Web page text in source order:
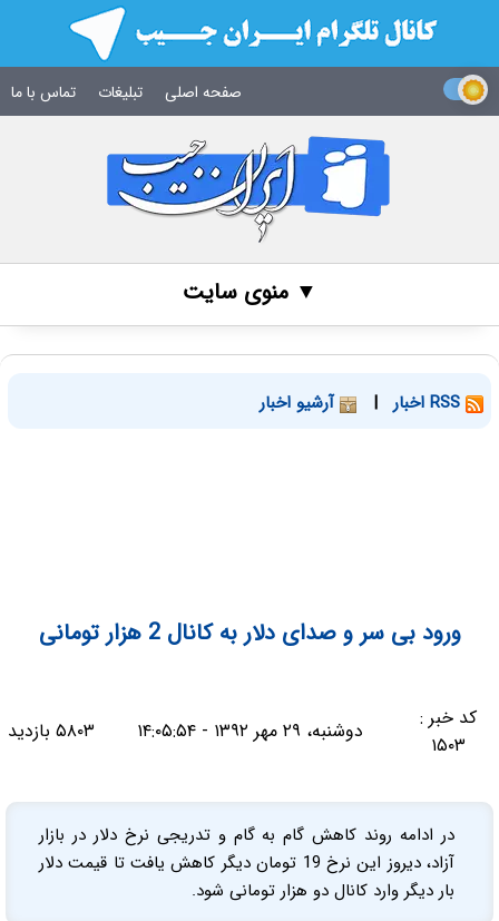
صفحه اصلی تبلیغات تماس با ما
▼ منوی سایت
| آرشیو اخبار
ورود بی سر و صدای دلار به کانال 2 هزار تومانی
کد خبر :
۱۵۰۳
دوشنبه، ۲۹ مهر ۱۳۹۲ - ۱۴:۰۵:۵۴ ۵۸۰۳ بازدید
در ادامه روند کاهش گام به گام و تدریجی نرخ دلار در بازار
آزاد، دیروز این نرخ 19 تومان دیگر کاهش یافت تا قیمت دلار
بار دیگر وارد کانال دو هزار تومانی شود.